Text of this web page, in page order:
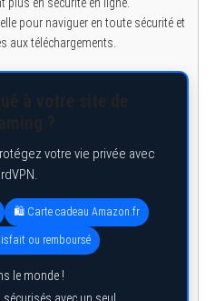
pour naviguer en toute sécurité et
aux téléchargements.
votre vie privée avec
🛍️ Carte cadeau Amazon.fr
ou remboursé
le monde !
sécurisés avec un seul